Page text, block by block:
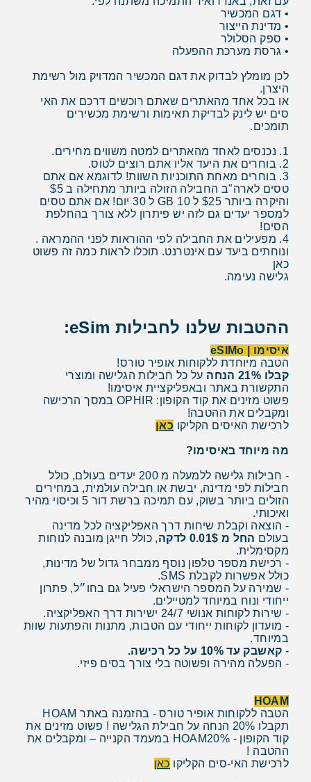
• דגם המכשיר
• מדינת הייצור
• ספק הסלולר
• גרסת מערכת ההפעלה
לכן מומלץ לבדוק את דגם המכשיר המדויק מול רשימת
היצרן.
או בכל אחד מהאתרים שאתם רוכשים דרכם את האי
סים יש לינק לבדיקת תאימות ורשימת מכשירים
תומכים.
1. נכנסים לאחד מהאתרים למטה משווים מחירים.
2. בוחרים את היעד אליו אתם רוצים לטוס.
3. בוחרים מאחת התוכניות השוות! לדוגמא אם אתם
טסים לארה"ב החבילה הזולה ביותר מתחילה ב $5
והיקרה ביותר $25 ל 10 GB ל 30 יום! אם אתם טסים
למספר יעדים גם לזה יש פיתרון ללא צורך בהחלפת
הסים!
4. מפעילים את החבילה לפי ההוראות לפני ההמראה .
ונוחתים ביעד עם אינטרנט. תוכלו לראות כמה זה פשוט
כאן
גלישה נעימה.
ההטבות שלנו לחבילות eSim:
איסימו | eSIMo
הטבה מיוחדת ללקוחות אופיר טורס!
קבלו 21% הנחה
על כל חבילות הגלישה ומוצרי
התקשורת באתר ובאפליקציית איסימו!
פשוט מזינים את קוד הקופון: OPHIR במסך הרכישה
ומקבלים את ההטבה!
לרכישת האיסים הקליקו כאן
מה מיוחד באיסימו?
- חבילות גלישה ללמעלה מ 200 יעדים בעולם, כולל
חבילות לפי מדינה, יבשת או חבילה עולמית, במחירים
הזולים ביותר בשוק, עם תמיכה ברשת דור 5 וכיסוי מהיר
ואיכותי.
- הוצאה וקבלת שיחות דרך האפליקציה לכל מדינה
בעולם החל מ 0.01$ לדקה
, כולל חייגן מובנה לנוחות
מקסימלית.
- רכישת מספר טלפון נוסף ממבחר גדול של מדינות,
כולל אפשרות לקבלת SMS.
- שמירה על המספר הישראלי פעיל גם בחו״ל, פתרון
ייחודי ונוח במיוחד למטיילים.
- שירות לקוחות אנושי 24/7 ישירות דרך האפליקציה.
- מועדון לקוחות ייחודי עם הטבות, מתנות והפתעות שוות
במיוחד.
- קאשבק עד 10% על כל רכישה.
- הפעלה מהירה ופשוטה בלי צורך בסים פיזי.
HOAM
הטבה ללקוחות אופיר טורס - בהזמנה באתר HOAM
תקבלו 20% הנחה על חבילת הגלישה ! פשוט מזינים את
קוד הקופון - HOAM20% במעמד הקנייה – ומקבלים את
ההטבה !
לרכישת האי-סים הקליקו כאן